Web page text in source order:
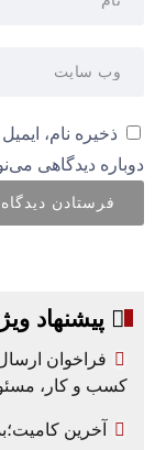
ذخیره نام،
دوباره دیدگاهی
پیشنهاد
فراخوان
کسب و کار،
آخرین